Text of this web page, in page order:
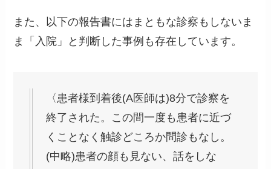
また、以下の報告書にはまともな診察もしないま
ま「入院」と判断した事例も存在しています。
〈患者様到着後(A医師は)8分で診察を
終了された。この間一度も患者に近づ
くことなく触診どころか問診もなし。
(中略)患者の顔も見ない、話をしな